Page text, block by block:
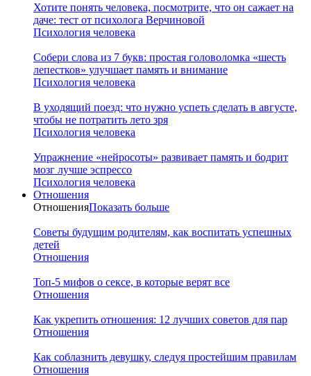
Хотите понять человека, посмотрите, что он сажает на
даче: тест от психолога Верчиновой
Психология человека
Собери слова из 7 букв: простая головоломка «шесть
лепестков» улучшает память и внимание
Психология человека
В уходящий поезд: что нужно успеть сделать в августе,
чтобы не потратить лето зря
Психология человека
Упражнение «нейросоты» развивает память и бодрит
мозг лучше эспрессо
Психология человека
Отношения
ОтношенияПоказать больше
Советы будущим родителям, как воспитать успешных
детей
Отношения
Топ-5 мифов о сексе, в которые верят все
Отношения
Как укрепить отношения: 12 лучших советов для пар
Отношения
Как соблазнить девушку, следуя простейшим правилам
Отношения